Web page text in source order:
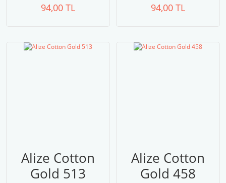
94,00 TL 94,00 TL
Alize Cotton
Gold 513
Alize Cotton
Gold 458